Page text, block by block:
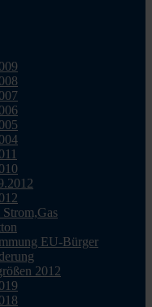
Strom,Gas
EU-Bürger
2012